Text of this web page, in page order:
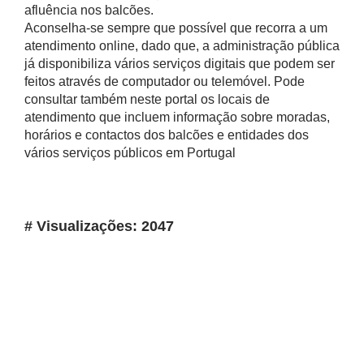
afluência nos balcões.
Aconselha-se sempre que possível que recorra a um
atendimento online, dado que, a administração pública
já disponibiliza vários serviços digitais que podem ser
feitos através de computador ou telemóvel. Pode
consultar também neste portal os locais de
atendimento que incluem informação sobre moradas,
horários e contactos dos balcões e entidades dos
vários serviços públicos em Portugal
# Visualizações: 2047